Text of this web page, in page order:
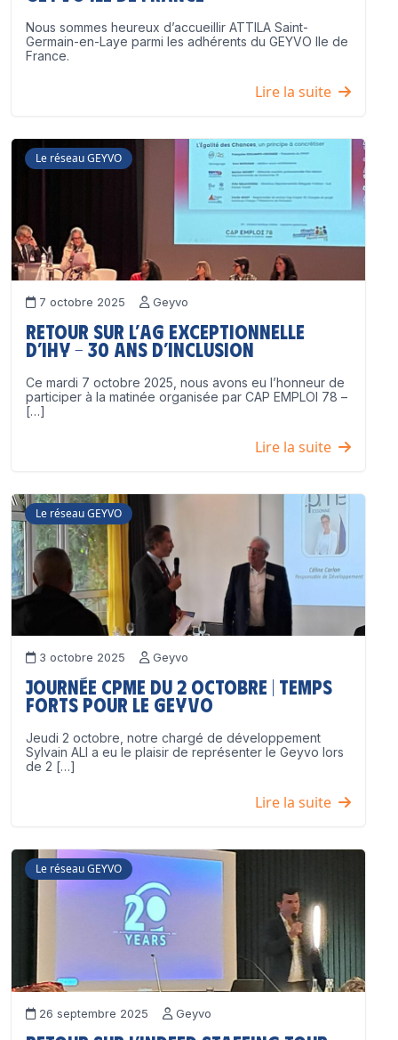
Nous sommes heureux d’accueillir ATTILA Saint-
Germain-en-Laye parmi les adhérents du GEYVO Ile de
France.
Lire la suite
Le réseau GEYVO
7 octobre 2025 Geyvo
Retour sur l’AG exceptionnelle
d’IHY – 30 ans d’inclusion
Ce mardi 7 octobre 2025, nous avons eu l’honneur de
participer à la matinée organisée par CAP EMPLOI 78 –
[…]
Lire la suite
Le réseau GEYVO
3 octobre 2025 Geyvo
Journée CPME du 2 octobre | Temps
forts pour le GEYVO
Jeudi 2 octobre, notre chargé de développement
Sylvain ALI a eu le plaisir de représenter le Geyvo lors
de 2 […]
Lire la suite
Le réseau GEYVO
26 septembre 2025 Geyvo